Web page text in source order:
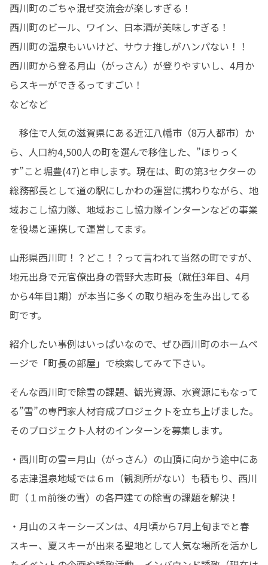
西川町のごちゃ混ぜ交流会が楽しすぎる！
西川町のビール、ワイン、日本酒が美味しすぎる！
西川町の温泉もいいけど、サウナ推しがハンパない！！
西川町から登る月山（がっさん）が登りやすいし、4月か
らスキーができるってすごい！
などなど
移住で人気の滋賀県にある近江八幡市（8万人都市）か
ら、人口約4,500人の町を選んで移住した、”ほりっく
す”こと堀豊(47)と申します。現在は、町の第3セクターの
総務部長として道の駅にしかわの運営に携わりながら、地
域おこし協力隊、地域おこし協力隊インターンなどの事業
を役場と連携して運営してます。
山形県西川町！？どこ！？って言われて当然の町ですが、
地元出身で元官僚出身の菅野大志町長（就任3年目、4月
から4年目1期）が本当に多くの取り組みを生み出してる
町です。
紹介したい事例はいっぱいなので、ぜひ西川町のホームペ
ージで「町長の部屋」で検索してみて下さい。
そんな西川町で除雪の課題、観光資源、水資源にもなって
る”雪”の専門家人材育成プロジェクトを立ち上げました。
そのプロジェクト人材のインターンを募集します。
・西川町の雪＝月山（がっさん）の山頂に向かう途中にあ
る志津温泉地域では６m（観測所がない）も積もり、西川
町（１m前後の雪）の各戸建ての除雪の課題を解決！
・月山のスキーシーズンは、4月頃から7月上旬までと春
スキー、夏スキーが出来る聖地として人気な場所を活かし